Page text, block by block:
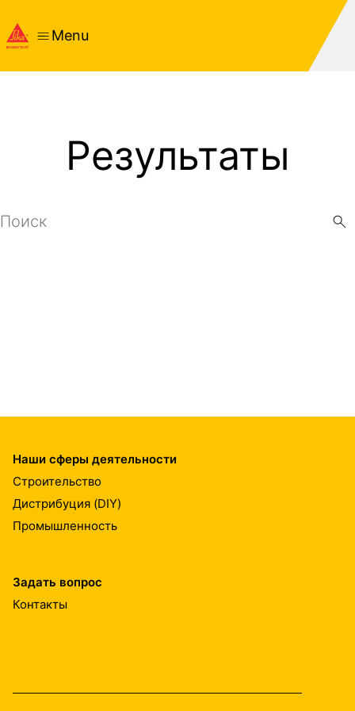
Menu
Результаты
Search
Наши сферы деятельности
Строительство
Дистрибуция (DIY)
Промышленность
Задать вопрос
Контакты